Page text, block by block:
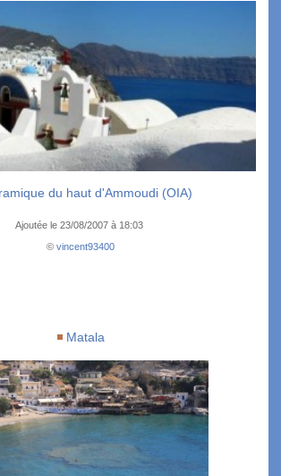
du haut d'Ammoudi (OIA)
Ajoutée le 23/08/2007 à 18:03
© vincent93400
Matala